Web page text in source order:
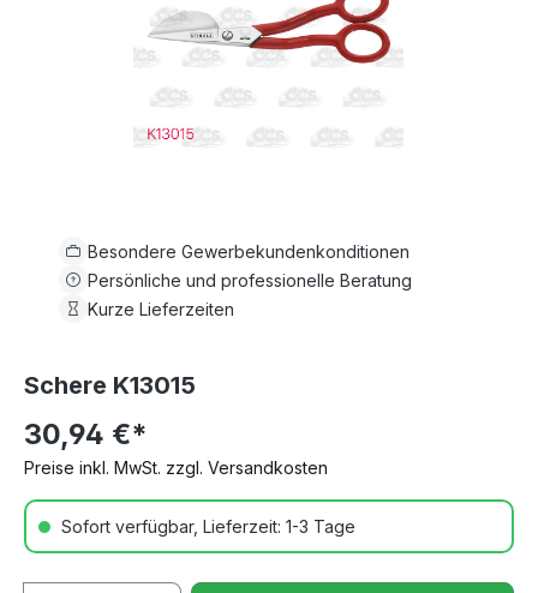
Besondere Gewerbekundenkonditionen
Persönliche und professionelle Beratung
Kurze Lieferzeiten
Schere K13015
30,94 €*
Preise inkl. MwSt. zzgl. Versandkosten
Sofort verfügbar, Lieferzeit: 1-3 Tage